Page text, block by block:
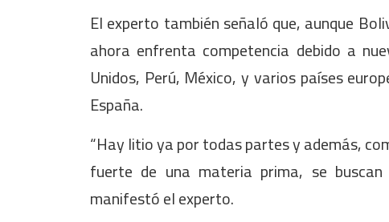
El experto también señaló que, aunque
ahora enfrenta competencia debido a
Unidos, Perú, México, y varios países
España.
“Hay litio ya por todas partes y además,
fuerte de una materia prima, se
manifestó el experto.